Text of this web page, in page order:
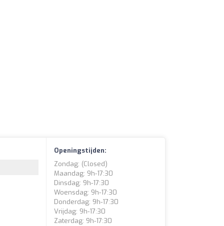
Openingstijden:
Zondag: (closed)
Maandag: 9h-17:30
Dinsdag: 9h-17:30
Woensdag: 9h-17:30
Donderdag: 9h-17:30
Vrijdag: 9h-17:30
Zaterdag: 9h-17:30